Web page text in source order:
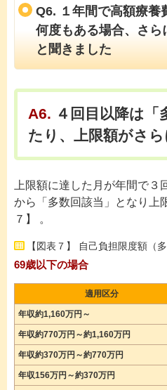
Q6. １年間で高額療養
何度もある場合、さら
と聞きました
A6. ４回目以降は「
たり、上限額がさ
上限額に達した月が年間で３
から「多数回該当」となり上
７】 。
【図表７】 自己負担限度額（多
69歳以下の場合
適用区分
年収約1,160万円～
年収約770万円～約1,160万円
年収約370万円～約770万円
年収156万円～約370万円